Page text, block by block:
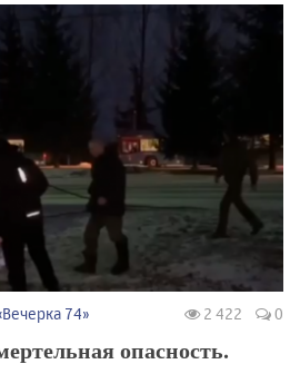
74» 2 422 0
опасность.